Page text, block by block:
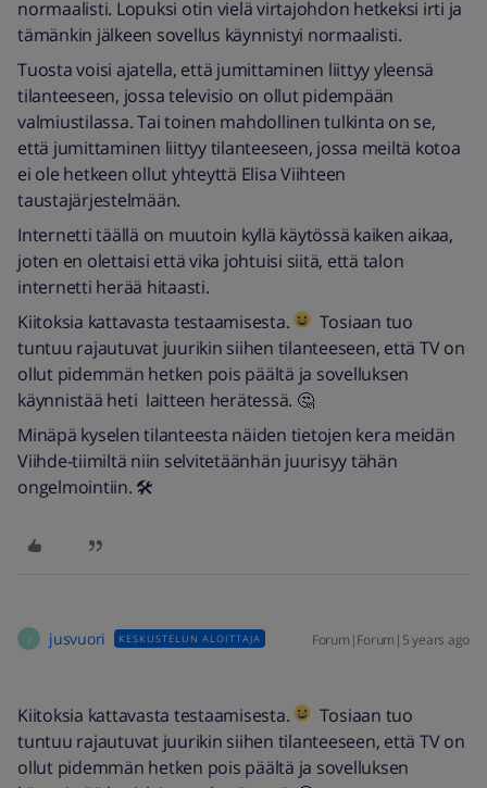
normaalisti. Lopuksi otin vielä virtajohdon hetkeksi irti ja
tämänkin jälkeen sovellus käynnistyi normaalisti.
Tuosta voisi ajatella, että jumittaminen liittyy yleensä
tilanteeseen, jossa televisio on ollut pidempään
valmiustilassa. Tai toinen mahdollinen tulkinta on se,
että jumittaminen liittyy tilanteeseen, jossa meiltä kotoa
ei ole hetkeen ollut yhteyttä Elisa Viihteen
taustajärjestelmään.
Internetti täällä on muutoin kyllä käytössä kaiken aikaa,
joten en olettaisi että vika johtuisi siitä, että talon
internetti herää hitaasti.
Kiitoksia kattavasta testaamisesta.
Tosiaan tuo
tuntuu rajautuvat juurikin siihen tilanteeseen, että TV on
ollut pidemmän hetken pois päältä ja sovelluksen
käynnistää heti laitteen herätessä. 🤔
Minäpä kyselen tilanteesta näiden tietojen kera meidän
Viihde-tiimiltä niin selvitetäänhän juurisyy tähän
ongelmointiin. 🛠
jusvuori KESKUSTELUN ALOITTAJA Forum|Forum|5 years ago
Kiitoksia kattavasta testaamisesta.
Tosiaan tuo
tuntuu rajautuvat juurikin siihen tilanteeseen, että TV on
ollut pidemmän hetken pois päältä ja sovelluksen